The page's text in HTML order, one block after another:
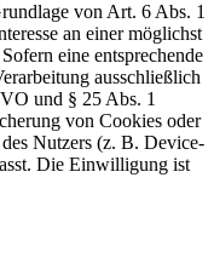
von Art. 6 Abs. 1
an einer möglichst
eine entsprechende
ausschließlich
und § 25 Abs. 1
von Cookies oder
Nutzers (z. B. Device-
Die Einwilligung ist